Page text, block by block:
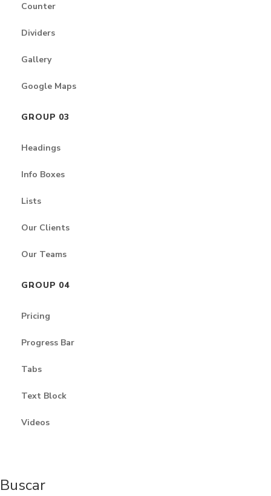
Counter
Dividers
Gallery
Google Maps
GROUP 03
Headings
Info Boxes
Lists
Our Clients
Our Teams
GROUP 04
Pricing
Progress Bar
Tabs
Text Block
Videos
Buscar